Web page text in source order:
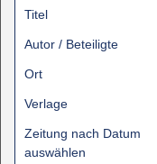
Titel
Autor / Beteiligte
Ort
Verlage
Zeitung nach Datum
auswählen